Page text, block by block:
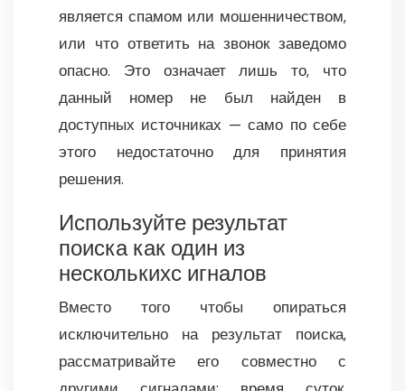
является спамом или мошенничеством,
или что ответить на звонок заведомо
опасно. Это означает лишь то, что
данный номер не был найден в
доступных источниках — само по себе
этого недостаточно для принятия
решения.
Используйте результат
поиска как один из
несколькихс игналов
Вместо того чтобы опираться
исключительно на результат поиска,
рассматривайте его совместно с